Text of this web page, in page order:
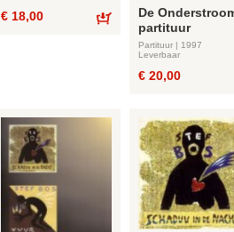
€ 18,00
De
partituur
Partituur | 1997
Leverbaar
€ 20,00